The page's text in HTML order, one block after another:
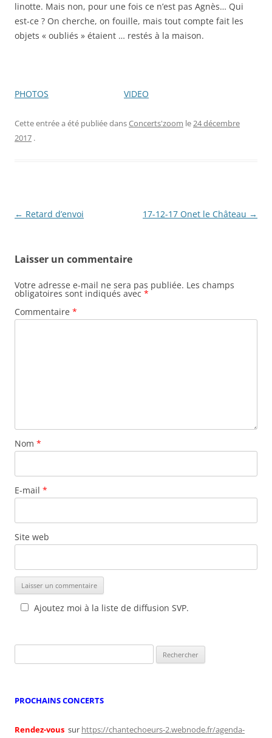
linotte. Mais non, pour une fois ce n’est pas Agnès… Qui
est-ce ? On cherche, on fouille, mais tout compte fait les
objets « oubliés » étaient … restés à la maison.
PHOTOS VIDEO
Cette entrée a été publiée dansConcerts'zoom le24 décembre
2017 .
Navigation
← Retard d’envoi 17-12-17 Onet le Château →
Laisser un commentaire
Votre adresse e-mail ne sera pas publiée. Les champs
obligatoires sont indiqués avec *
Commentaire *
Nom *
E-mail *
Site web
Ajoutez moi à la liste de diffusion SVP.
PROCHAINS CONCERTS
Rendez-vous sur https://chantechoeurs-2.webnode.fr/agenda-